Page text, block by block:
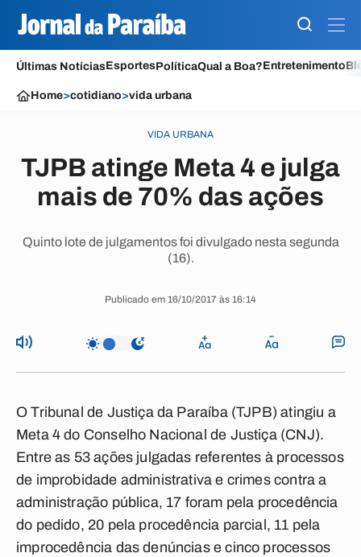
Últimas NotíciasEsportesPolíticaQual a Boa?Entretenimento
Home>cotidiano>vida urbana
VIDA URBANA
TJPB atinge Meta 4 e julga
mais de 70% das ações
Quinto lote de julgamentos foi divulgado nesta segunda
(16).
Publicado em 16/10/2017 às 16:14
O Tribunal de Justiça da Paraíba (TJPB) atingiu a
Meta 4 do Conselho Nacional de Justiça (CNJ).
Entre as 53 ações julgadas referentes à processos
de improbidade administrativa e crimes contra a
administração pública, 17 foram pela procedência
do pedido, 20 pela procedência parcial, 11 pela
improcedência das denúncias e cinco processos